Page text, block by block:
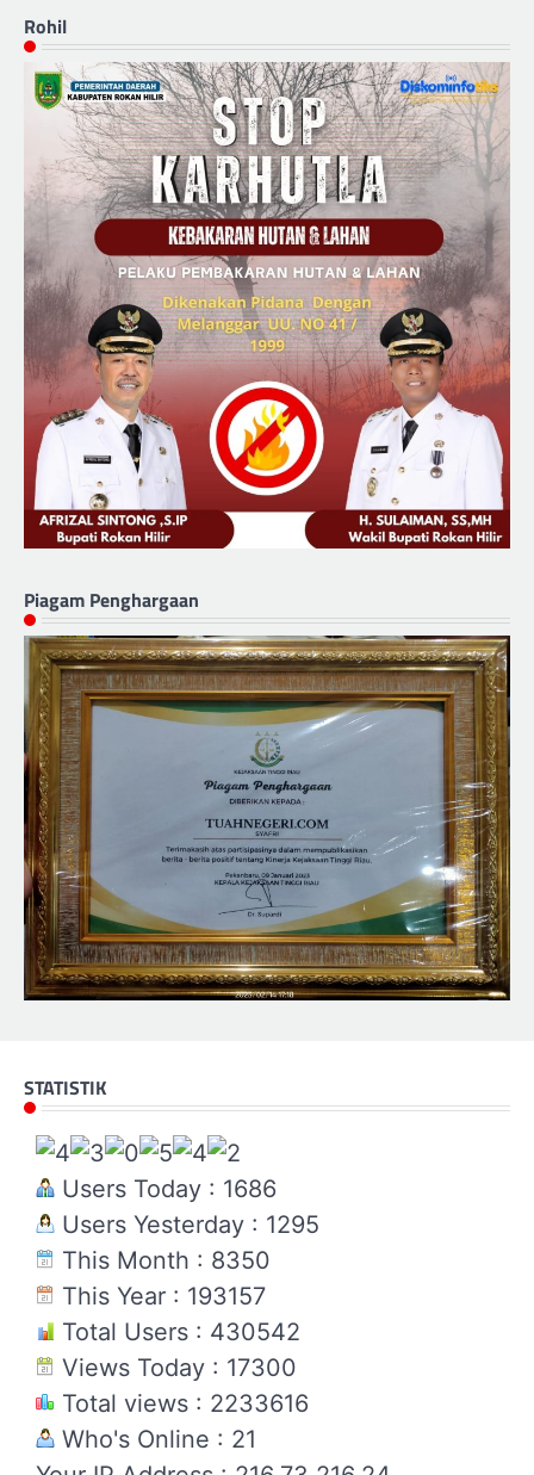
Rohil
Piagam Penghargaan
STATISTIK
Users Today : 1686
Users Yesterday : 1295
This Month : 8350
This Year : 193157
Total Users : 430542
Views Today : 17300
Total views : 2233616
Who's Online : 21